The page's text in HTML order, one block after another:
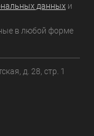
данных и
в любой форме
д. 28, стр. 1